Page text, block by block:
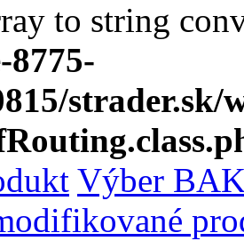
to string
8775-
Výber